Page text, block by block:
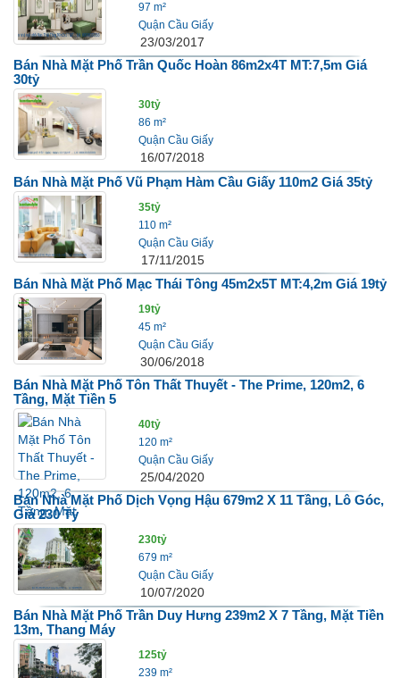
97 m²
Quận Cầu Giấy
23/03/2017
Bán Nhà Mặt Phố Trần Quốc Hoàn 86m2x4T MT:7,5m Giá
30tỷ
30tỷ
86 m²
Quận Cầu Giấy
16/07/2018
Bán Nhà Mặt Phố Vũ Phạm Hàm Cầu Giấy 110m2 Giá 35tỷ
35tỷ
110 m²
Quận Cầu Giấy
17/11/2015
Bán Nhà Mặt Phố Mạc Thái Tông 45m2x5T MT:4,2m Giá 19tỷ
19tỷ
45 m²
Quận Cầu Giấy
30/06/2018
Bán Nhà Mặt Phố Tôn Thất Thuyết - The Prime, 120m2, 6
Tầng, Mặt Tiền 5
40tỷ
120 m²
Quận Cầu Giấy
25/04/2020
Bán Nhà Mặt Phố Dịch Vọng Hậu 679m2 X 11 Tầng, Lô Góc,
Giá 230 Tỷ
230tỷ
679 m²
Quận Cầu Giấy
10/07/2020
Bán Nhà Mặt Phố Trần Duy Hưng 239m2 X 7 Tầng, Mặt Tiền
13m, Thang Máy
125tỷ
239 m²